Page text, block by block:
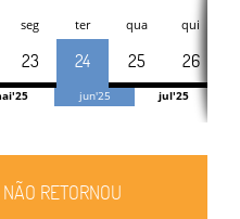
seg ter qua qui
23 24 25 26
jun'25 jul'25
RETORNOU